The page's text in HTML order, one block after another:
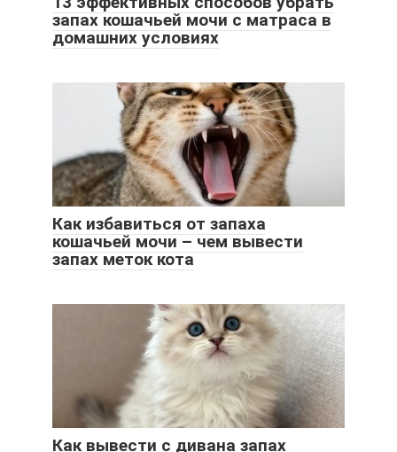
запах кошачьей мочи с матраса в
домашних условиях
Как избавиться от запаха
кошачьей мочи – чем вывести
запах меток кота
Как вывести с дивана запах